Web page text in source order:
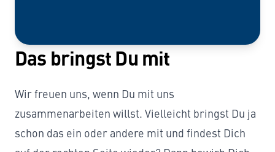
Das bringst Du mit
Wir freuen uns, wenn Du mit uns
zusammenarbeiten willst. Vielleicht bringst Du ja
schon das ein oder andere mit und findest Dich